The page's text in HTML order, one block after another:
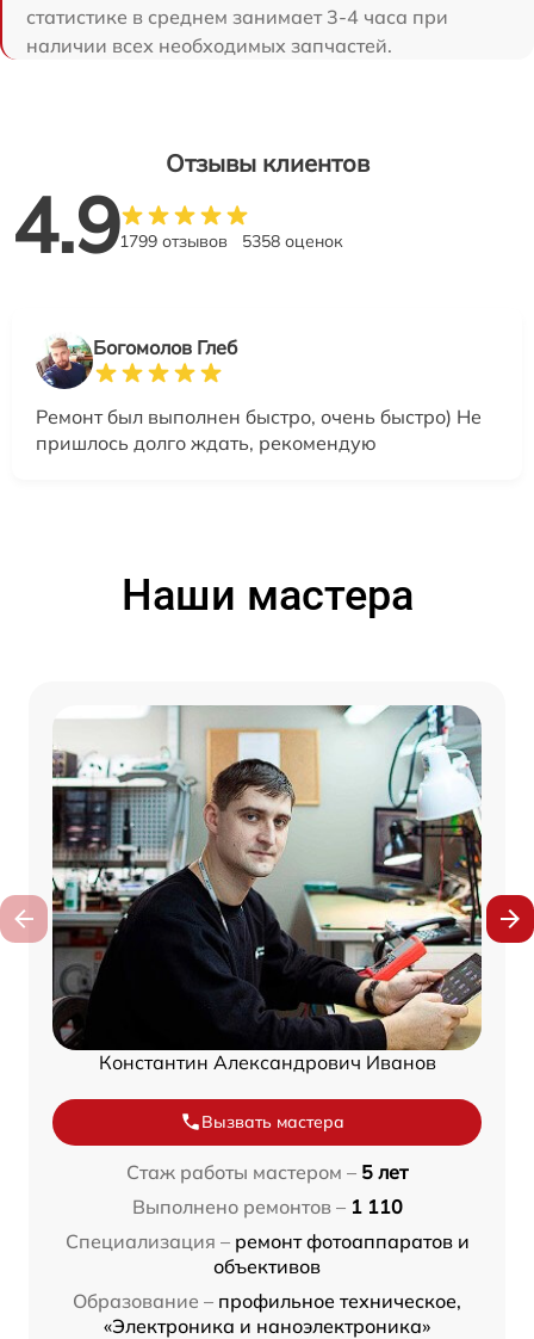
статистике в среднем занимает 3-4 часа при
наличии всех необходимых запчастей.
Отзывы клиентов
4.91799 отзывов 5358 оценок
Богомолов Глеб
Ремонт был выполнен быстро, очень быстро) Не
пришлось долго ждать, рекомендую
Наши мастера
Константин Александрович Иванов
Вызвать мастера
Стаж работы мастером – 5 лет
Выполнено ремонтов – 1 110
Специализация – ремонт фотоаппаратов и
объективов
Образование – профильное техническое,
«Электроника и наноэлектроника»